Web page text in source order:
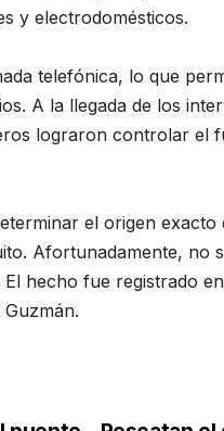
y electrodomésticos.
telefónica, lo que
A la llegada de los
lograron controlar el
el origen
Afortunadamente, no
hecho fue registrado